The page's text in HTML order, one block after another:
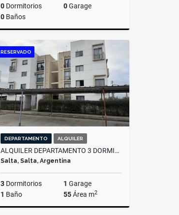
0 Dormitorios 0Garage
0 Baños
Venta
US$17,000
RESERVADO
DEPARTAMENTO ALQUILER
ALQUILER DEPARTAMENTO 3 DORMITORIOS, AMPLIACION EL BOSQUE
Salta, Salta, Argentina
3 Dormitorios 1 Garage
1 Baño 55Área m2